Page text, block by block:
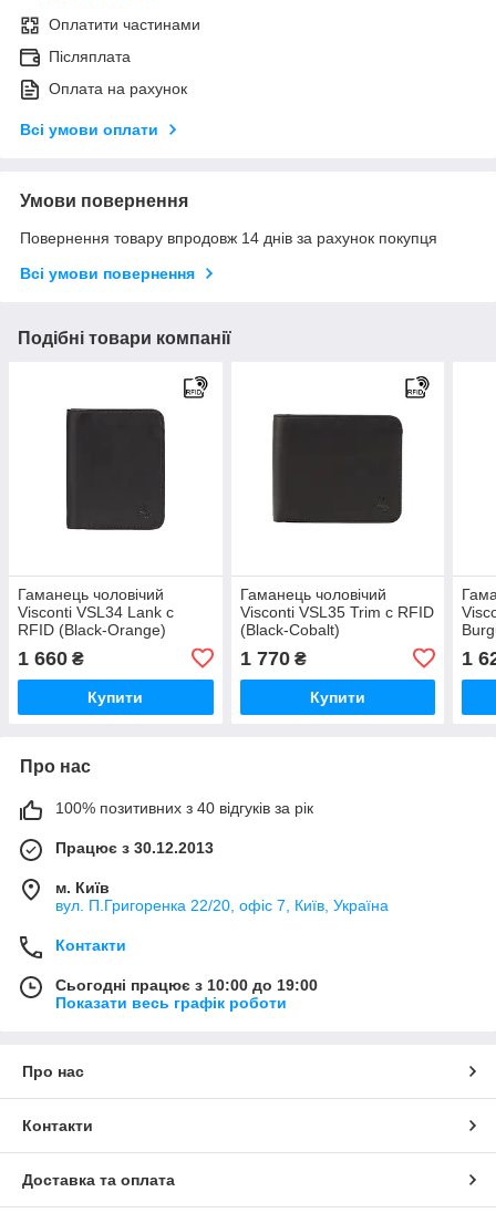
Оплатити частинами
Післяплата
Оплата на рахунок
Всі умови оплати
Умови повернення
Повернення товару впродовж 14 днів за рахунок покупця
Всі умови повернення
Подібні товари компанії
Гаманець чоловічий
Visconti VSL34 Lank c
RFID (Black-Orange)
1 660 ₴
Купити
Гаманець чоловічий
Visconti VSL35 Trim c RFID
(Black-Cobalt)
1 770₴
Купити
1
Про нас
100% позитивних з 40 відгуків за рік
Працює з 30.12.2013
м. Київ
вул. П.Григоренка 22/20, офіс 7, Київ, Україна
Контакти
Сьогодні працює з 10:00 до 19:00
Показати весь графік роботи
Про нас
Контакти
Доставка та оплата